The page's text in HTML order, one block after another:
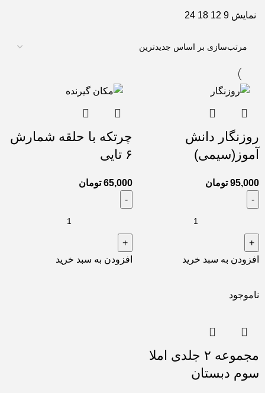
نمایش 9
12
18
24
روزنگار دانش
آموز(سیمی)
95,000 تومان
افزودن به سبد خرید
چرتکه با حلقه شمارش
۶ تایی
65,000 تومان
افزودن به سبد خرید
ناموجود
مجموعه ۲ جلدی املا
سوم دبستان